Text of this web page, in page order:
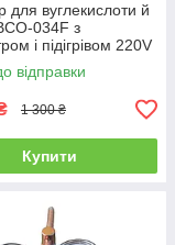
для вуглекислоти й
034F з
і підігрівом 220V
відправки
1 300 ₴
Купити